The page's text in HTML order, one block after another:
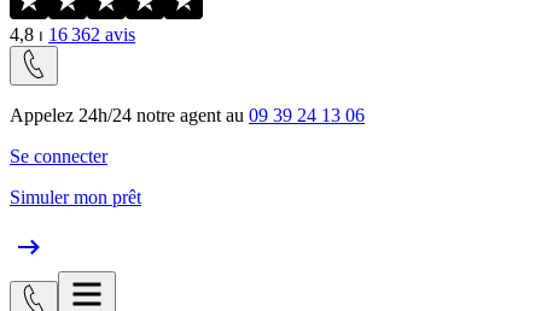
4,8 ⏐ 16 362 avis
Appelez 24h/24 notre agent au 09 39 24 13 06
Se connecter
Simuler mon prêt